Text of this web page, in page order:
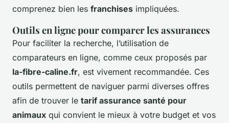
comprenez bien les franchises impliquées.
Outils en ligne pour comparer les assurances
Pour faciliter la recherche, l’utilisation de
comparateurs en ligne, comme ceux proposés par
la-fibre-caline.fr, est vivement recommandée. Ces
outils permettent de naviguer parmi diverses offres
afin de trouver le tarif assurance santé pour
animaux qui convient le mieux à votre budget et vos